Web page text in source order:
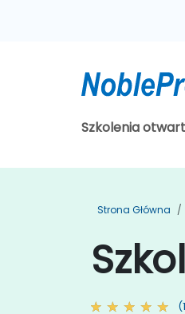
Szkolenia
Strona Główna